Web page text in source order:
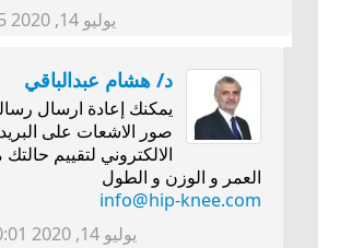
يوليو 14, 2020 at 8:55 ص
د/ هشام عبدالباقي
يمكنك إعادة ارسال
صور الاشعات على البريد
الالكتروني لتقييم
العمر و الوزن و الطول
info@hip-knee.com
يوليو 14, 2020 at 10:01 ص